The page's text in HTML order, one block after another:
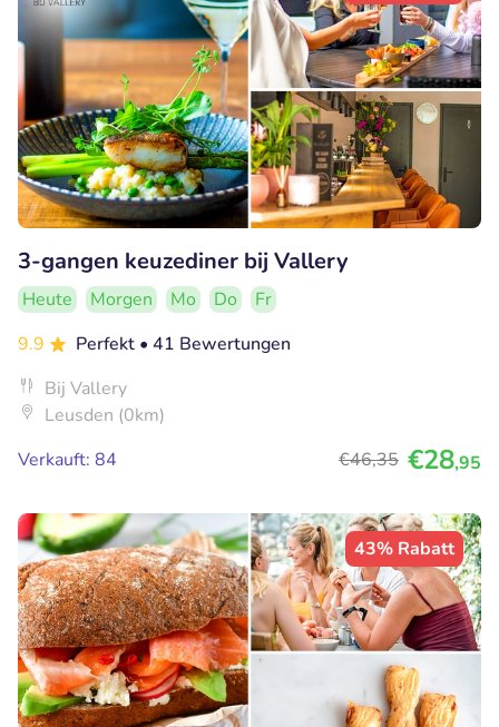
3-gangen keuzediner bij Vallery
Heute Morgen Mo Do
Fr
9.9
Perfekt • 41 Bewertungen
Bij Vallery
Leusden (0km)
Verkauft: 84
€46,35 €28,95
43% Rabatt